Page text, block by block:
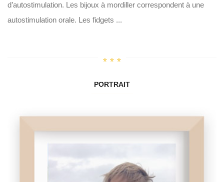
d’autostimulation. Les bijoux à mordiller correspondent à une
autostimulation orale. Les fidgets ...
PORTRAIT